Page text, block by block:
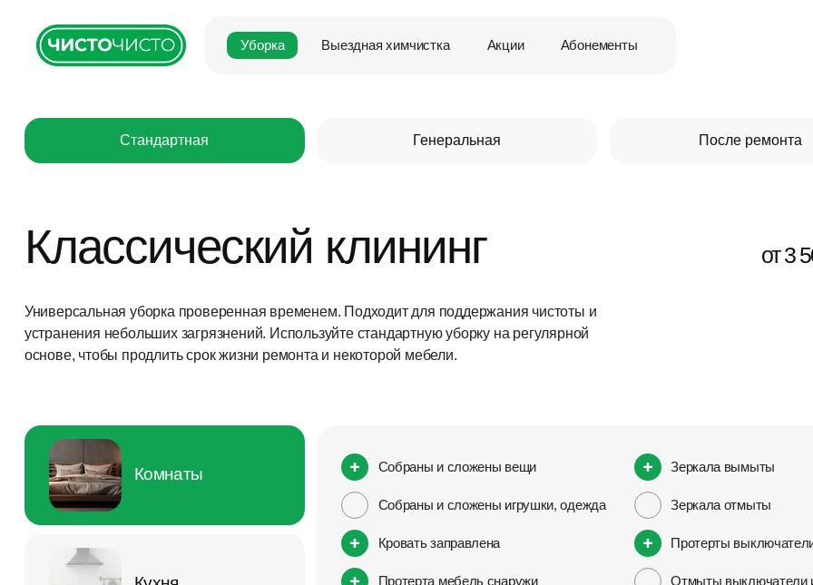
Уборка Выездная химчистка Акции Абонементы
Стандартная Генеральная После ремонта
Классический клининг
Универсальная уборка проверенная временем. Подходит для поддержания чистоты и
устранения небольших загрязнений. Используйте стандартную уборку на регулярной
основе, чтобы продлить срок жизни ремонта и некоторой мебели.
от 3
Комнаты Собраны и сложены вещи
Собраны и сложены игрушки, одежда
Кровать заправлена
Протерта мебель снаружи
Зеркала вымыты
Зеркала отмыты
Протерты
Отмыты выключатели